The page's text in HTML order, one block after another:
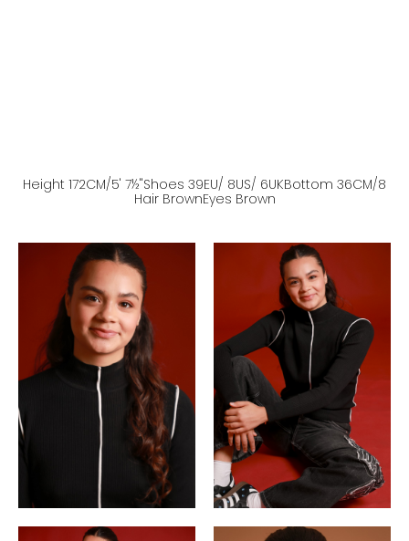
Height 172CM/5' 7½''Shoes 39EU/ 8US/ 6UKBottom 36CM/8
Hair BrownEyes Brown